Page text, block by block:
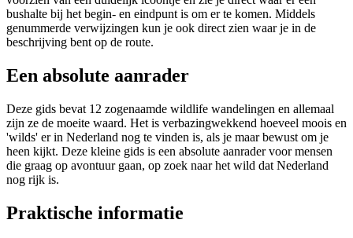
bushalte bij het begin- en eindpunt is om er te komen. Middels
genummerde verwijzingen kun je ook direct zien waar je in de
beschrijving bent op de route.
Een absolute aanrader
Deze gids bevat 12 zogenaamde wildlife wandelingen en allemaal
zijn ze de moeite waard. Het is verbazingwekkend hoeveel moois en
'wilds' er in Nederland nog te vinden is, als je maar bewust om je
heen kijkt. Deze kleine gids is een absolute aanrader voor mensen
die graag op avontuur gaan, op zoek naar het wild dat Nederland
nog rijk is.
Praktische informatie